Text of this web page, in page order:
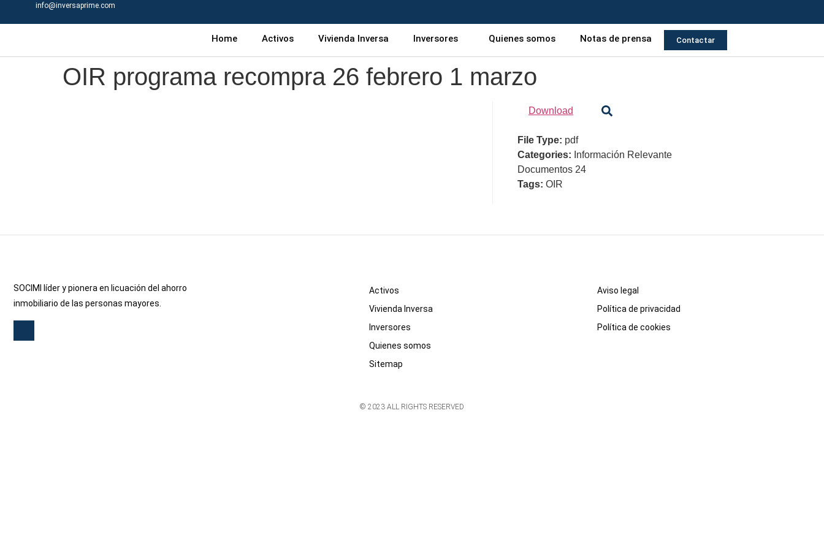
info@inversaprime.com
Home Activos Vivienda Inversa Inversores Quienes somos Notas de prensa Contactar
OIR programa recompra 26 febrero 1 marzo
Download
File Type: pdf
Categories: Información Relevante
Documentos 24
Tags: OIR
SOCIMI líder y pionera en licuación del ahorro
inmobiliario de las personas mayores.
Activos
Vivienda Inversa
Inversores
Quienes somos
Sitemap
Aviso legal
Política de privacidad
Política de cookies
© 2023 ALL RIGHTS RESERVED​